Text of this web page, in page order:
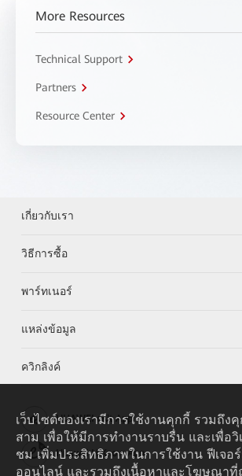
More Resources
Technical Support
Partners
Resource Center
เกี่ยวกับเรา
วิธีการซื้อ
พาร์ทเนอร์
แหล่งข้อมูล
ควิกลิงค์
HUAWEI eKit App
Huawei HiKnow App
เว็บไซต์ของเรามีการใช้งานคุกกี้ รวมถึง
สาม เพื่อให้มีการทำงานราบรื่น และเพื่อวิ
ชม เพิ่มประสิทธิภาพในการใช้งาน ฟีเจอ
ออนไลน์ และรวมถึงเนื้อหาและโฆษณาที่